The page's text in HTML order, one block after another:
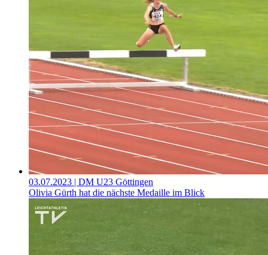
03.07.2023 | DM U23 Göttingen
Olivia Gürth hat die nächste Medaille im Blick